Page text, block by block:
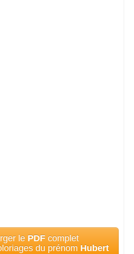
le PDF complet
du prénom Hubert